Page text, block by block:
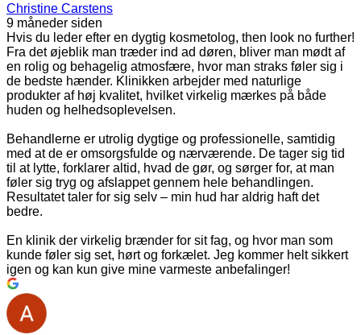
Christine Carstens
9 måneder siden
Hvis du leder efter en dygtig kosmetolog, then look no further!
Fra det øjeblik man træder ind ad døren, bliver man mødt af
en rolig og behagelig atmosfære, hvor man straks føler sig i
de bedste hænder. Klinikken arbejder med naturlige
produkter af høj kvalitet, hvilket virkelig mærkes på både
huden og helhedsoplevelsen.
Behandlerne er utrolig dygtige og professionelle, samtidig
med at de er omsorgsfulde og nærværende. De tager sig tid
til at lytte, forklarer altid, hvad de gør, og sørger for, at man
føler sig tryg og afslappet gennem hele behandlingen.
Resultatet taler for sig selv – min hud har aldrig haft det
bedre.
En klinik der virkelig brænder for sit fag, og hvor man som
kunde føler sig set, hørt og forkælet. Jeg kommer helt sikkert
igen og kan kun give mine varmeste anbefalinger!